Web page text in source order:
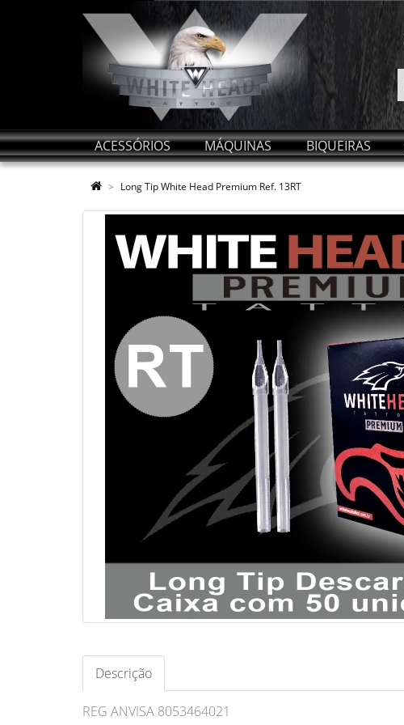
ACESSÓRIOS MÁQUINAS BIQUEIRAS
Long Tip White Head Premium Ref. 13RT
Descrição
REG ANVISA 8053464021